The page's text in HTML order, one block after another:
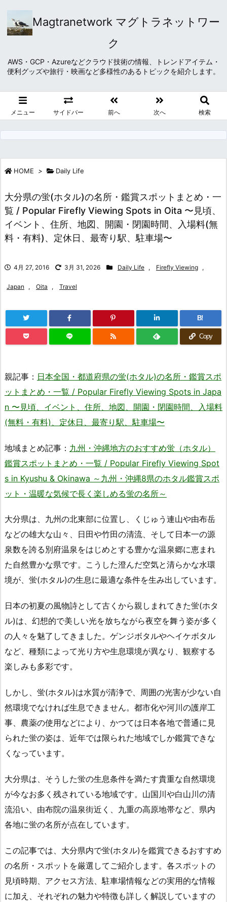
Magtranetwork マグトラネットワー
ク
AWS・GCP・Azureなどクラウド技術の情報、トレンドアイテム・
便利グッズや旅行・映画など多様性のあるトピックを紹介します。
メニュー サイドバー 前へ 次へ 検索
HOME > Daily Life
大分県の蛍(ホタル)の名所・鑑賞スポットまとめ・一
覧 / Popular Firefly Viewing Spots in Oita 〜見頃、
イベント、住所、地図、開園・閉園時間、入場料(無
料・有料)、定休日、最寄り駅、駐車場〜
4月 27, 2016 3月 31, 2026 Daily Life , Firefly Viewing ,
Japan , Oita , Travel
B!
Copy
親記事： 日本全国・都道府県の蛍(ホタル)の名所・鑑賞スポ
ットまとめ・一覧 / Popular Firefly Viewing Spots in Japa
n 〜見頃、イベント、住所、地図、開園・閉園時間、入場料
(無料・有料)、定休日、最寄り駅、駐車場〜
地域まとめ記事： 九州・沖縄地方のおすすめ蛍（ホタル）
鑑賞スポットまとめ・一覧 / Popular Firefly Viewing Spot
s in Kyushu & Okinawa ～九州・沖縄8県のホタル鑑賞スポ
ット・温暖な気候で長く楽しめる蛍の名所～
大分県は、九州の北東部に位置し、くじゅう連山や由布岳
などの雄大な山々、日田や竹田の清流、そして日本一の源
泉数を誇る別府温泉をはじめとする豊かな温泉郷に恵まれ
た自然豊かな県です。こうした澄んだ空気と清らかな水環
境が、蛍(ホタル)の生息に最適な条件を生み出しています。
日本の初夏の風物詩として古くから親しまれてきた蛍(ホタ
ル)は、幻想的で美しい光を放ちながら夜空を舞う姿が多く
の人々を魅了してきました。ゲンジボタルやヘイケボタル
など、種類によって光り方や生息環境が異なり、観察する
楽しみも多彩です。
しかし、蛍(ホタル)は水質が清浄で、周囲の光害が少ない自
然環境でなければ生息できません。都市化や河川の護岸工
事、農薬の使用などにより、かつては日本各地で普通に見
られた蛍の姿は、近年では限られた地域でしか鑑賞できな
くなっています。
大分県は、そうした蛍の生息条件を満たす貴重な自然環境
が今なお多く残されている地域です。山国川や白山川の清
流沿い、由布院の温泉街近く、九重の高原地帯など、県内
各地に蛍の名所が点在しています。
この記事では、大分県内で蛍(ホタル)を鑑賞できるおすすめ
の名所・スポットを厳選してご紹介します。各スポットの
見頃時期、アクセス方法、駐車場情報などの実用的な情報
に加え、それぞれの魅力や特徴も詳しく解説していますの